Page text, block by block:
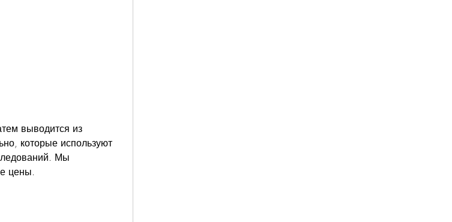
которые используют
Мы
цены.